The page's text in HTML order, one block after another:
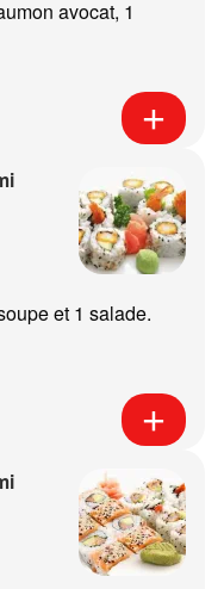
avocat, 1
et 1 salade.